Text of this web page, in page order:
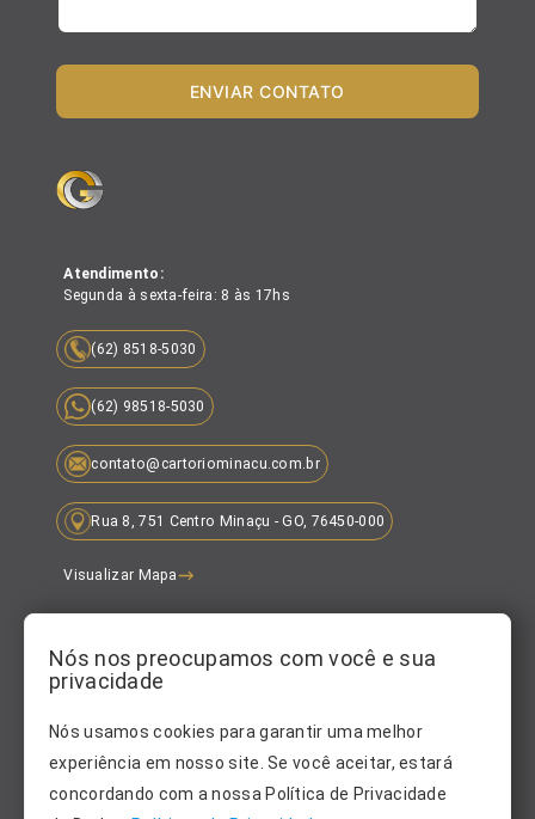
ENVIAR CONTATO
Atendimento:
Segunda à sexta-feira: 8 às 17hs
(62) 8518-5030
(62) 98518-5030
contato@cartoriominacu.com.br
Rua 8, 751 Centro Minaçu - GO, 76450-000
Visualizar Mapa
Siga-nos
Nós nos preocupamos com você e sua
privacidade
Nós usamos cookies para garantir uma melhor
experiência em nosso site. Se você aceitar, estará
concordando com a nossa Política de Privacidade